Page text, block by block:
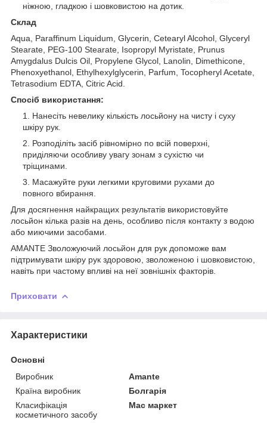
ніжною, гладкою і шовковистою на дотик.
Склад
Aqua, Paraffinum Liquidum, Glycerin, Cetearyl Alcohol, Glyceryl
Stearate, PEG-100 Stearate, Isopropyl Myristate, Prunus
Amygdalus Dulcis Oil, Propylene Glycol, Lanolin, Dimethicone,
Phenoxyethanol, Ethylhexylglycerin, Parfum, Tocopheryl Acetate,
Tetrasodium EDTA, Citric Acid.
Спосіб використання:
Нанесіть невелику кількість лосьйону на чисту і суху
шкіру рук.
Розподіліть засіб рівномірно по всій поверхні,
приділяючи особливу увагу зонам з сухістю чи
тріщинами.
Масажуйте руки легкими круговими рухами до
повного вбирання.
Для досягнення найкращих результатів використовуйте
лосьйон кілька разів на день, особливо після контакту з водою
або миючими засобами.
AMANTE Зволожуючий лосьйон для рук допоможе вам
підтримувати шкіру рук здоровою, зволоженою і шовковистою,
навіть при частому впливі на неї зовнішніх факторів.
Приховати
Характеристики
Основні
Виробник
Amante
Країна виробник
Болгарія
Класифікація
косметичного засобу
Мас маркет